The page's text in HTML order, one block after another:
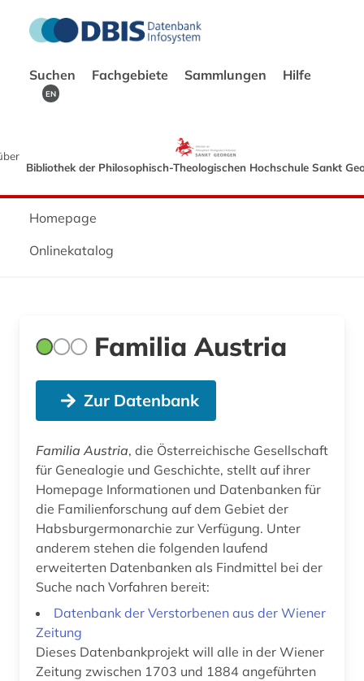
Suchen Fachgebiete Sammlungen Hilfe
EN
Bibliothek der Philosophisch-Theologischen Hochschule Sankt
Homepage
Onlinekatalog
Familia Austria
Zur Datenbank
Familia Austria, die Österreichische Gesellschaft
für Genealogie und Geschichte, stellt auf ihrer
Homepage Informationen und Datenbanken für
die Familienforschung auf dem Gebiet der
Habsburgermonarchie zur Verfügung. Unter
anderem stehen die folgenden laufend
erweiterten Datenbanken als Findmittel bei der
Suche nach Vorfahren bereit:
Datenbank der Verstorbenen aus der Wiener
Zeitung
Dieses Datenbankprojekt will alle in der Wiener
Zeitung zwischen 1703 und 1884 angeführten